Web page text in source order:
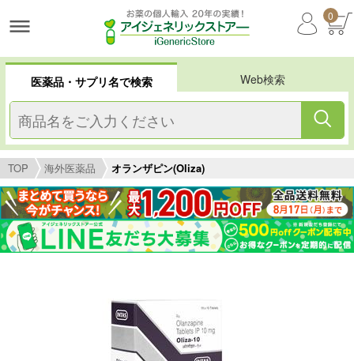
0
医薬品・サプリ名で検索 Web検索
TOP 海外医薬品 オランザピン(Oliza)